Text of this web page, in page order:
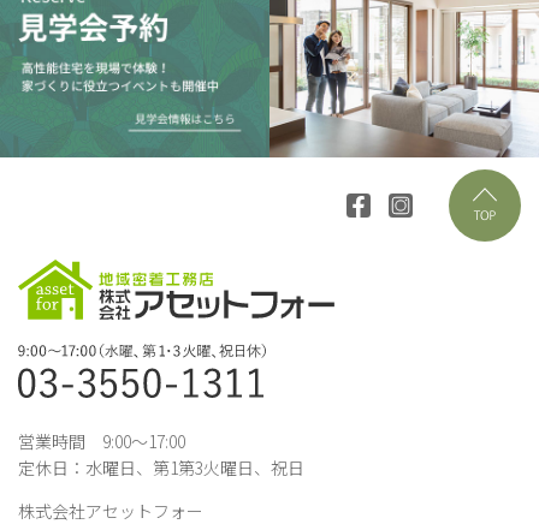
営業時間 9:00～17:00
定休日：水曜日、第1第3火曜日、祝日
株式会社アセットフォー